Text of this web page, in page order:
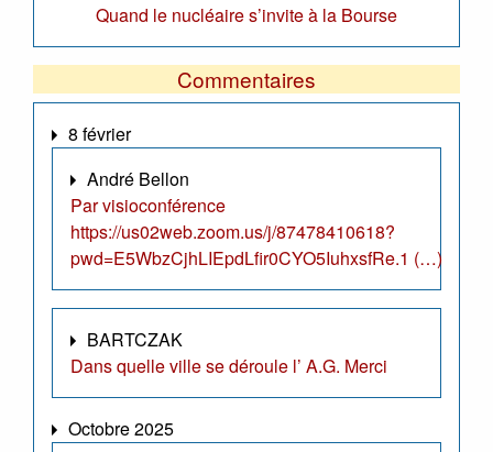
Quand le nucléaire s’invite à la Bourse
Commentaires
8 février
André Bellon
Par visioconférence
https://us02web.zoom.us/j/87478410618?
pwd=E5WbzCjhLIEpdLfir0CYO5IuhxsfRe.1 (…)
BARTCZAK
Dans quelle ville se déroule l’ A.G. Merci
Octobre 2025